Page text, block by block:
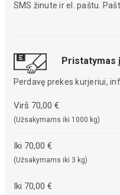
SMS žinute ir el. paštu.
Pristatymas
Perdavę prekes kurjeriui,
Virš 70,00 €
(Užsakymams iki 1000 kg)
Iki 70,00 €
(Užsakymams iki 3 kg)
Iki 70,00 €